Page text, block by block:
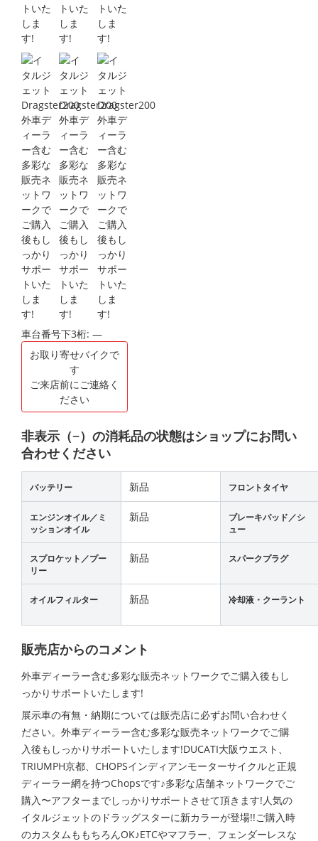
車台番号下3桁: ―
お取り寄せバイクで
す
ご来店前にご連絡く
ださい
非表示（−）の消耗品の状態はショップにお問い
合わせください
バッテリー 新品 フロントタイヤ
エンジンオイル／ミ
ッションオイル
新品
ブレーキパッド／シ
ュー
スプロケット／プー
リー
新品 スパークプラグ
オイルフィルター 新品 冷却液・クーラント
販売店からのコメント
外車ディーラー含む多彩な販売ネットワークでご購入後もし
っかりサポートいたします!
展示車の有無・納期については販売店に必ずお問い合わせく
ださい。外車ディーラー含む多彩な販売ネットワークでご購
入後もしっかりサポートいたします!DUCATI大阪ウエスト、
TRIUMPH京都、CHOPSインディアンモーターサイクルと正規
ディーラー網を持つChopsです♪多彩な店舗ネットワークでご
購入〜アフターまでしっかりサポートさせて頂きます!人気の
イタルジェットのドラッグスターに新カラーが登場!!ご購入時
のカスタムももちろんOK♪ETCやマフラー、フェンダーレスな